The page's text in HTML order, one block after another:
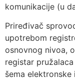
komunikacije (u
Priređivač
upotrebom
osnovnog nivoa,
registar
šema